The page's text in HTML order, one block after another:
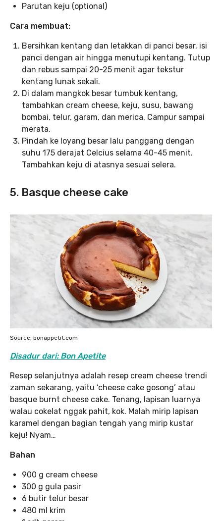
Parutan keju (optional)
Cara membuat:
Bersihkan kentang dan letakkan di panci besar, isi
panci dengan air hingga menutupi kentang. Tutup
dan rebus sampai 20-25 menit agar tekstur
kentang lunak sekali.
Di dalam mangkok besar tumbuk kentang,
tambahkan cream cheese, keju, susu, bawang
bombai, telur, garam, dan merica. Campur sampai
merata.
Pindah ke loyang besar lalu panggang dengan
suhu 175 derajat Celcius selama 40-45 menit.
Tambahkan keju di atasnya sesuai selera.
5. Basque cheese cake
Source: bonappetit.com
Disadur dari: Bon Apetite
Resep selanjutnya adalah resep cream cheese trendi
zaman sekarang, yaitu ‘cheese cake gosong’ atau
basque burnt cheese cake. Tenang, lapisan luarnya
walau cokelat nggak pahit, kok. Malah mirip lapisan
karamel dengan bagian tengah yang mirip kustar
keju! Nyam…
Bahan
900 g cream cheese
300 g gula pasir
6 butir telur besar
480 ml krim